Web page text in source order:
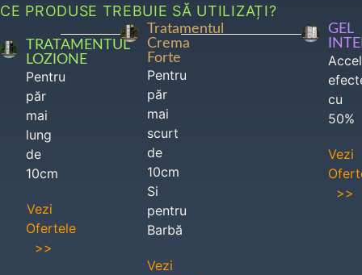
CE PRODUSE TREBUIE SĂ UTILIZAȚI?
TRATAMENTUL
LOZIONE
Pentru
păr
mai
lung
de
10cm
Vezi
Ofertele
>>
Tratamentul
Crema
Forte
Pentru
păr
mai
scurt
de
10cm
Si
pentru
Barbă
Vezi
GEL
cu
50%
Vezi
>>